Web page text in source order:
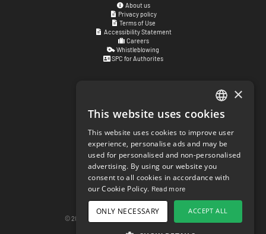
About us
Privacy policy
Terms of Use
Accessibility Statement
Careers
Whistleblowing
SPC for Authorites
Kyrkogatan 17
411 15Göteborg,Sweden
Social links
facebook.com/matchisports
instagram.com/matchisports
MATCHi blog
Cookie Settings
© 2026 matchi.se
ENGLISH
SWEDISH
NORWEGIAN
DANISH
×
This website uses cookies
This website uses cookies to improve user
experience, personalise ads and may be
used for personalised and non-personalised
advertising. By using our website you
consent to all cookies in accordance with
our Cookie Policy. Read more
ACCEPT ALL
ONLY NECESSARY